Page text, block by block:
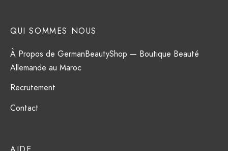
QUI SOMMES NOUS
À Propos de GermanBeautyShop — Boutique Beauté
Allemande au Maroc
Recrutement
Contact